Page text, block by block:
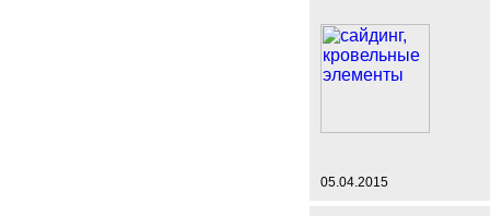
05.04.2015